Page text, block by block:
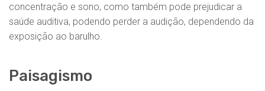
concentração e sono, como também pode prejudicar a
saúde auditiva, podendo perder a audição, dependendo da
exposição ao barulho.
Paisagismo